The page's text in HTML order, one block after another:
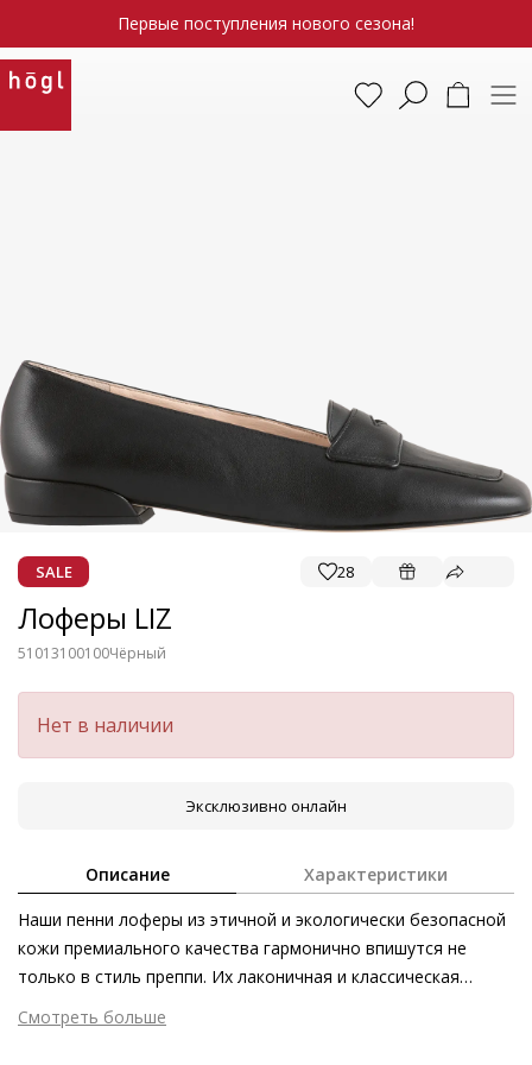
Первые поступления нового сезона!
SALE 28
Лоферы LIZ
51013100100Чёрный
Нет в наличии
Эксклюзивно онлайн
Описание Характеристики
Наши пенни лоферы из этичной и экологически безопасной
кожи премиального качества гармонично впишутся не
только в стиль преппи. Их лаконичная и классическая
элегантность открывает двери в мир безграничных
стилистических возможностей. Наши лоферы LIZ на
Смотреть больше